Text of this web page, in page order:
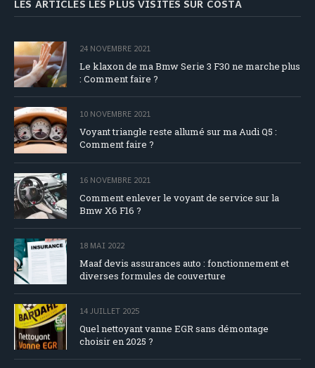
LES ARTICLES LES PLUS VISITÉS SUR COSTA
24 NOVEMBRE 2021
Le klaxon de ma Bmw Serie 3 F30 ne marche plus
: Comment faire ?
10 NOVEMBRE 2021
Voyant triangle reste allumé sur ma Audi Q5 :
Comment faire ?
16 NOVEMBRE 2021
Comment enlever le voyant de service sur la
Bmw X6 F16 ?
18 MAI 2022
Maaf devis assurances auto : fonctionnement et
diverses formules de couverture
14 JUILLET 2025
Quel nettoyant vanne EGR sans démontage
choisir en 2025 ?